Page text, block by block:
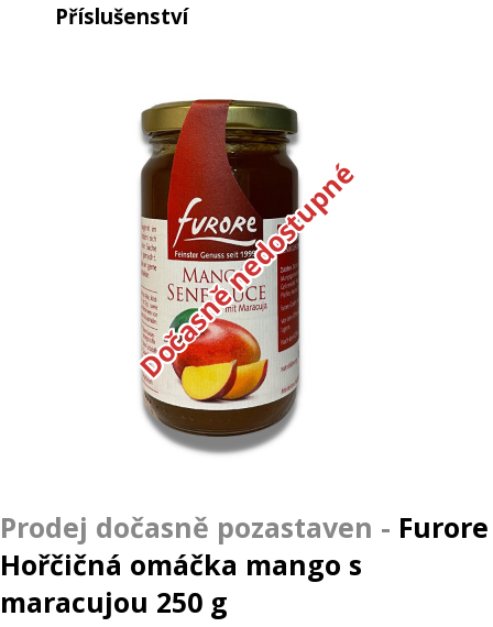
Příslušenství
Dočasně nedostupné
Furore
Hořčičná omáčka mango s
maracujou 250 g